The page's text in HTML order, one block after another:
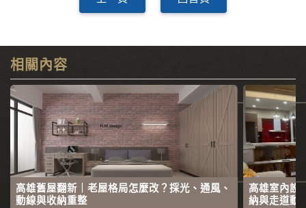
相關內容
高雄舊屋翻新｜老屋格局怎麼改？採光、通風、
動線與收納重整
高雄室內設
納與走道動